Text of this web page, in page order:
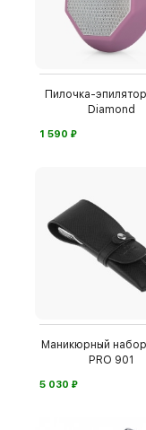
Пилочка-
Diamond
1 590 ⃏
Маникюрный набор
PRO 901
5 030 ⃏